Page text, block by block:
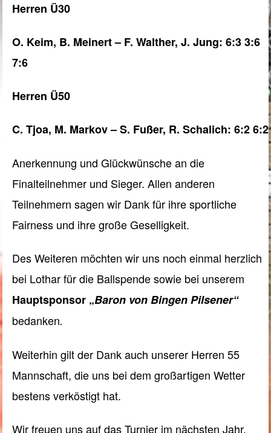
Herren Ü30
O. Keim, B. Meinert – F. Walther, J. Jung: 6:3 3:6
7:6
Herren Ü50
C. Tjoa, M. Markov – S. Fußer, R. Schalich: 6:2 6:2
Anerkennung und Glückwünsche an die
Finalteilnehmer und Sieger. Allen anderen
Teilnehmern sagen wir Dank für ihre sportliche
Fairness und ihre große Geselligkeit.
Des Weiteren möchten wir uns noch einmal herzlich
bei Lothar für die Ballspende sowie bei unserem
Hauptsponsor „Baron von Bingen Pilsener“
bedanken.
Weiterhin gilt der Dank auch unserer Herren 55
Mannschaft, die uns bei dem großartigen Wetter
bestens verköstigt hat.
Wir freuen uns auf das Turnier im nächsten Jahr.